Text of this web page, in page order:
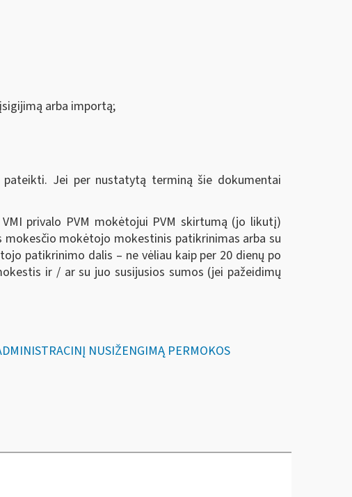
arba importą;
Jei per nustatytą terminą šie dokumentai
privalo PVM mokėtojui PVM skirtumą (jo likutį)
mokėtojo mokestinis patikrinimas arba su
patikrinimo dalis – ne vėliau kaip per 20 dienų po
ir / ar su juo susijusios sumos (jei pažeidimų
NUSIŽENGIMĄ PERMOKOS